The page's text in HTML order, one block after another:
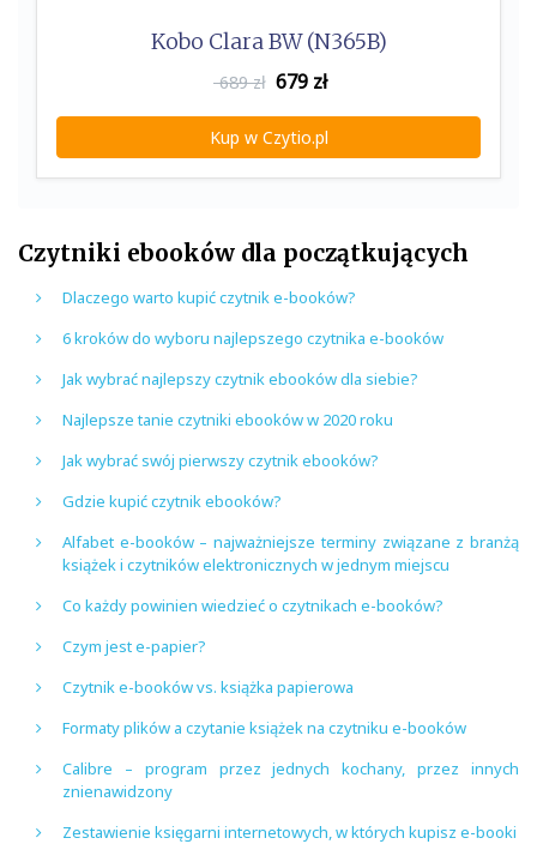
Kobo Clara BW (N365B)
689 zł 679 zł
Kup w Czytio.pl
Czytniki ebooków dla początkujących
Dlaczego warto kupić czytnik e-booków?
6 kroków do wyboru najlepszego czytnika e-booków
Jak wybrać najlepszy czytnik ebooków dla siebie?
Najlepsze tanie czytniki ebooków w 2020 roku
Jak wybrać swój pierwszy czytnik ebooków?
Gdzie kupić czytnik ebooków?
Alfabet e-booków – najważniejsze terminy związane z branżą
książek i czytników elektronicznych w jednym miejscu
Co każdy powinien wiedzieć o czytnikach e-booków?
Czym jest e-papier?
Czytnik e-booków vs. książka papierowa
Formaty plików a czytanie książek na czytniku e-booków
Calibre – program przez jednych kochany, przez innych
znienawidzony
Zestawienie księgarni internetowych, w których kupisz e-booki